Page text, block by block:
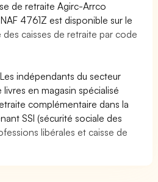
de retraite Agirc-Arrco
4761Z est disponible sur le
des caisses de retraite par code
indépendants du secteur
en magasin spécialisé
complémentaire dans la
SSI (sécurité sociale des
libérales et caisse de